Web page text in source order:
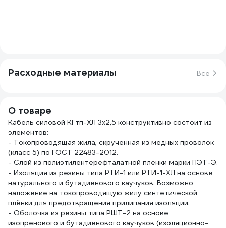
Расходные материалы Все
О товаре
Кабель силовой КГтп-ХЛ 3х2,5 конструктивно состоит из
элементов:
- Токопроводящая жила, скрученная из медных проволок
(класс 5) по ГОСТ 22483-2012.
- Слой из полиэтилентерефталатной пленки марки ПЭТ-Э.
- Изоляция из резины типа РТИ-1 или РТИ-1-ХЛ на основе
натурального и бутадиенового каучуков. Возможно
наложение на токопроводящую жилу синтетической
плёнки для предотвращения прилипания изоляции.
- Оболочка из резины типа РШТ-2 на основе
изопренового и бутадиенового каучуков (изоляционно-